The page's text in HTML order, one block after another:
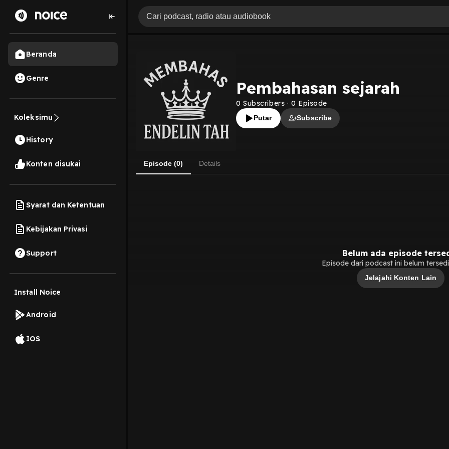
Beranda
Genre
Koleksimu
History
Konten disukai
Syarat dan Ketentuan
Kebijakan Privasi
Support
Install Noice
Android
IOS
Pembahasan sejarah
0 Subscribers · 0 Episode
Putar Subscribe
Episode (0) Details
Belum ada episode
Episode dari podcast ini belum
Jelajahi Konten Lain